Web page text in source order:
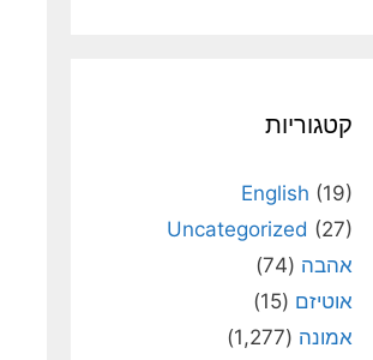
קטגוריות
English (19)
Uncategorized (27)
אהבה (74)
אוטיזם (15)
אמונה (1,277)